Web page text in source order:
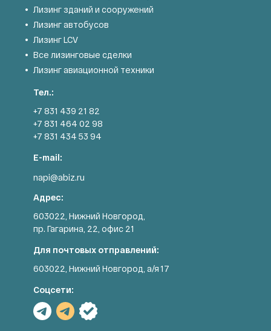
Лизинг зданий и сооружений
Лизинг автобусов
Лизинг LCV
Все лизинговые сделки
Лизинг авиационной техники
Тел.:
+7 831 439 21 82
+7 831 464 02 98
+7 831 434 53 94
E-mail:
napi@abiz.ru
Адрес:
603022, Нижний Новгород,
пр. Гагарина, 22, офис 21
Для почтовых отправлений:
603022, Нижний Новгород, а/я 17
Соцсети: